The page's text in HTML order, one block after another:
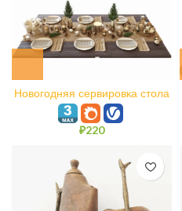
Новогодняя сервировка стола
N2
₽220